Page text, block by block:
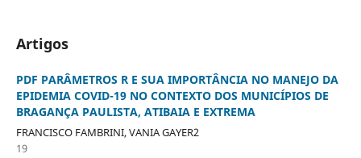
Artigos
PDF PARÂMETROS R E SUA IMPORTÂNCIA NO MANEJO DA
EPIDEMIA COVID-19 NO CONTEXTO DOS MUNICÍPIOS DE
BRAGANÇA PAULISTA, ATIBAIA E EXTREMA
FRANCISCO FAMBRINI, VANIA GAYER2
19